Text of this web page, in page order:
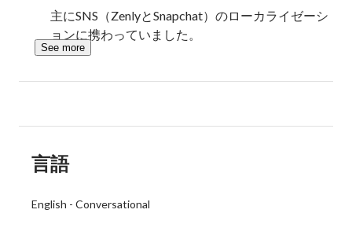
主にSNS（ZenlyとSnapchat）のローカライゼーシ
ョンに携わっていました。
See more
言語
English - Conversational